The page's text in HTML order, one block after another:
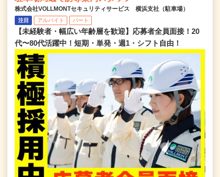
株式会社VOLLMONTセキュリティサービス 横浜支社（駐車場）
注目 アルバイト パート
【未経験者・幅広い年齢層を歓迎】応募者全員面接！20
代〜80代活躍中！短期・単発・週1・シフト自由！